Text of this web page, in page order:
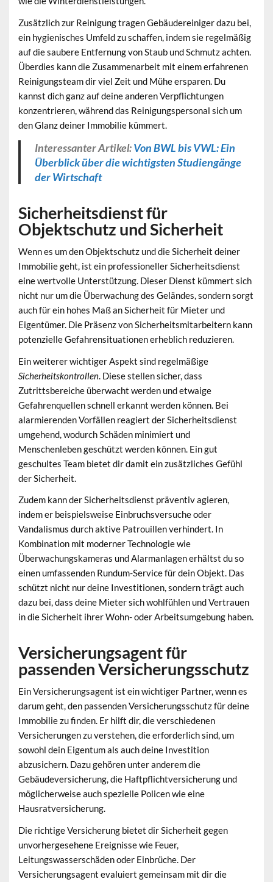
Zusätzlich zur Reinigung tragen Gebäudereiniger dazu bei,
ein hygienisches Umfeld zu schaffen, indem sie regelmäßig
auf die saubere Entfernung von Staub und Schmutz achten.
Überdies kann die Zusammenarbeit mit einem erfahrenen
Reinigungsteam dir viel Zeit und Mühe ersparen. Du
kannst dich ganz auf deine anderen Verpflichtungen
konzentrieren, während das Reinigungspersonal sich um
den Glanz deiner Immobilie kümmert.
Interessanter Artikel:Von BWL bis VWL: Ein
Überblick über die wichtigsten Studiengänge
der Wirtschaft
Sicherheitsdienst für
Objektschutz und Sicherheit
Wenn es um denObjektschutz und die Sicherheit deiner
Immobilie geht, ist ein professioneller Sicherheitsdienst
eine wertvolle Unterstützung. Dieser Dienst kümmert sich
nicht nur um die Überwachung des Geländes, sondern sorgt
auch für ein hohes Maß an Sicherheit für Mieter und
Eigentümer. Die Präsenz von Sicherheitsmitarbeitern kann
potenzielle Gefahrensituationen erheblich reduzieren.
Ein weiterer wichtiger Aspekt sind regelmäßige
Sicherheitskontrollen. Diese stellen sicher, dass
Zutrittsbereiche überwacht werden und etwaige
Gefahrenquellen schnell erkannt werden können. Bei
alarmierenden Vorfällen reagiert der Sicherheitsdienst
umgehend, wodurch Schäden minimiert und
Menschenleben geschützt werden können. Ein gut
geschultes Team bietet dir damit ein zusätzliches Gefühl
der Sicherheit.
Zudem kann der Sicherheitsdienst präventiv agieren,
indem er beispielsweise Einbruchsversuche oder
Vandalismus durch aktive Patrouillen verhindert. In
Kombination mit moderner Technologie wie
Überwachungskameras und Alarmanlagen erhältst du so
einen umfassenden Rundum-Service für dein Objekt. Das
schützt nicht nur deine Investitionen, sondern trägt auch
dazu bei, dass deine Mieter sich wohlfühlen und Vertrauen
in die Sicherheit ihrer Wohn- oder Arbeitsumgebung haben.
Versicherungsagent für
passenden Versicherungsschutz
EinVersicherungsagent ist ein wichtiger Partner, wenn es
darum geht, den passenden Versicherungsschutz für deine
Immobilie zu finden. Er hilft dir, die verschiedenen
Versicherungen zu verstehen, die erforderlich sind, um
sowohl dein Eigentum als auch deine Investition
abzusichern. Dazu gehören unter anderem die
Gebäudeversicherung, die Haftpflichtversicherung und
möglicherweise auch spezielle Policen wie eine
Hausratversicherung.
Die richtige Versicherung bietet dir Sicherheit gegen
unvorhergesehene Ereignisse wie Feuer,
Leitungswasserschäden oder Einbrüche. Der
Versicherungsagent evaluiert gemeinsam mit dir die